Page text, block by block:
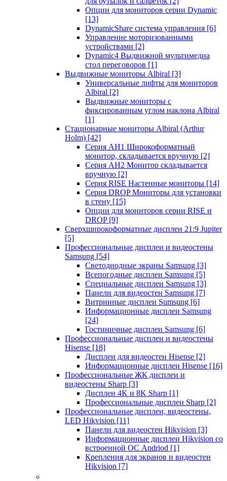
Опции для мониторов серии Dynamic
[13]
DynamicShare система управления [6]
Управление моторизованными
устройствами [2]
Dynamic4 Выдвижной мультимедиа
стол переговоров [1]
Выдвижные мониторы Albiral [3]
Универсальные лифты для мониторов
Albiral [2]
Выдвижные мониторы с
фиксированным углом наклона Albiral
[1]
Стационарные мониторы Albiral (Arthur
Holm) [42]
Серия AH1 Широкоформатный
монитор, складывается вручную [2]
Серия AH2 Монитор складывается
вручную [2]
Серия RISE Настенные мониторы [14]
Серия DROP Мониторы для установки
в стену [15]
Опции для мониторов серии RISE и
DROP [9]
Сверхширокоформатные дисплеи 21:9 Jupiter
[5]
Профессиональные дисплеи и видеостены
Samsung [54]
Светодиодные экраны Samsung [3]
Всепогодные дисплеи Samsung [5]
Специальные дисплеи Samsung [3]
Панели для видеостен Samsung [7]
Витринные дисплеи Sumsung [6]
Информационные дисплеи Samsung
[24]
Гостиничные дисплеи Samsung [6]
Профессиональные дисплеи и видеостены
Hisense [18]
Дисплеи для видеостен Hisense [2]
Информационные дисплеи Hisense [16]
Профессиональные ЖК дисплеи и
видеостены Sharp [3]
Дисплеи 4K и 8K Sharp [1]
Профессиональные дисплеи Sharp [2]
Профессиональные дисплеи, видеостены,
LED Hikvision [11]
Панели для видеостен Hikvision [3]
Информационные дисплеи Hikvision со
встроенной ОС Andriod [1]
Крепления для экранов и видеостен
Hikvision [7]